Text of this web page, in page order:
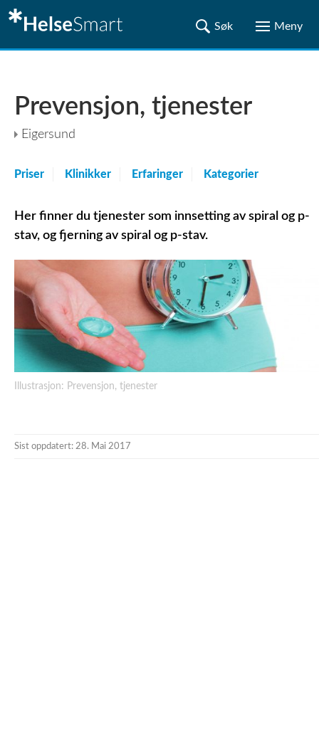
Prevensjon, tjenester
Eigersund
Priser Klinikker Erfaringer Kategorier
Her finner du tjenester som innsetting av spiral og p-
stav, og fjerning av spiral og p-stav.
Illustrasjon: Prevensjon, tjenester
Sist oppdatert: 28. Mai 2017